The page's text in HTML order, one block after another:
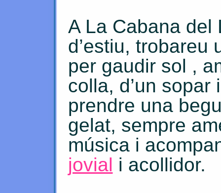
A La Cabana del
d’estiu, trobareu
per gaudir sol ,
colla, d’un
prendre una
gelat, sempre
música i
jovial i acollidor.